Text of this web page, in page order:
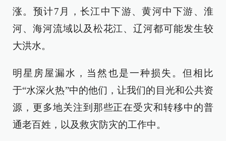
涨。预计7月，长江中下游、黄河中下游、淮
河、海河流域以及松花江、辽河都可能发生较
大洪水。
明星房屋漏水，当然也是一种损失。但相比
于“水深火热”中的他们，让我们的目光和公共资
源，更多地关注到那些正在受灾和转移中的普
通老百姓，以及救灾防灾的工作中。